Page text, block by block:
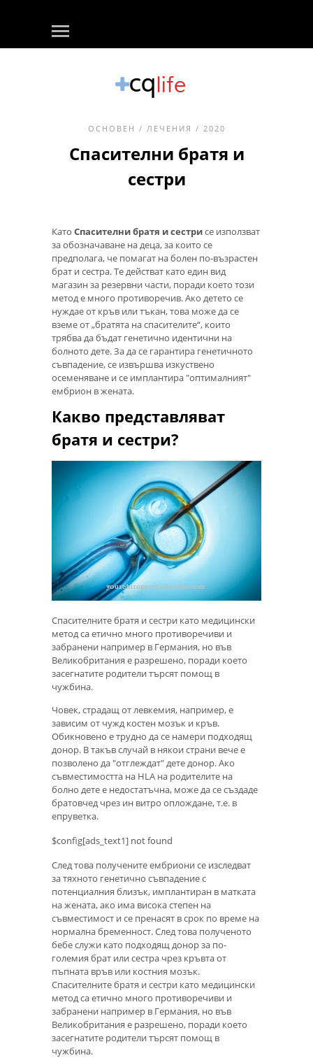
ОСНОВЕН / ЛЕЧЕНИЯ / 2020
Спасителни братя и
сестри
Като Спасителни братя и сестрисе използват
за обозначаване на деца, за които се
предполага, че помагат на болен по-възрастен
брат и сестра. Те действат като един вид
магазин за резервни части, поради което този
метод е много противоречив. Ако детето се
нуждае от кръв или тъкан, това може да се
вземе от „братята на спасителите“, които
трябва да бъдат генетично идентични на
болното дете. За да се гарантира генетичното
съвпадение, се извършва изкуствено
осеменяване и се имплантира "оптималният"
ембрион в жената.
Какво представляват
братя и сестри?
Спасителните братя и сестри като медицински
метод са етично много противоречиви и
забранени например в Германия, но във
Великобритания е разрешено, поради което
засегнатите родители търсят помощ в
чужбина.
Човек, страдащ от левкемия, например, е
зависим от чужд костен мозък и кръв.
Обикновено е трудно да се намери подходящ
донор. В такъв случай в някои страни вече е
позволено да "отглеждат" дете донор. Ако
съвместимостта на HLA на родителите на
болно дете е недостатъчна, може да се създаде
братовчед чрез ин витро оплождане, т.е. в
епруветка.
$config[ads_text1] not found
След това получените ембриони се изследват
за тяхното генетично съвпадение с
потенциалния близък, имплантиран в матката
на жената, ако има висока степен на
съвместимост и се пренасят в срок по време на
нормална бременност. След това полученото
бебе служи като подходящ донор за по-
големия брат или сестра чрез кръвта от
пъпната връв или костния мозък.
Спасителните братя и сестри като медицински
метод са етично много противоречиви и
забранени например в Германия, но във
Великобритания е разрешено, поради което
засегнатите родители търсят помощ в
чужбина.